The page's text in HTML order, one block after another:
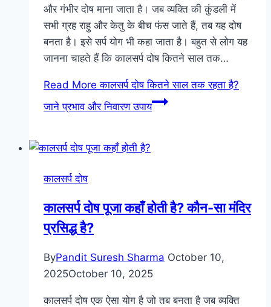
और गंभीर दोष माना जाता है। जब व्यक्ति की कुंडली में
सभी ग्रह राहु और केतु के बीच फंस जाते हैं, तब यह दोष
बनता है। इसे सर्प योग भी कहा जाता है। बहुत से लोग यह
जानना चाहते हैं कि कालसर्प दोष कितने साल तक…
Read More कालसर्प दोष कितने साल तक रहता है?
जाने प्रभाव और निवारण उपाय
कालसर्प दोष
कालसर्प दोष पूजा कहाँ होती है? कौन-सा मंदिर
प्रसिद्ध है?
ByPandit Suresh Sharma October 10,
2025October 10, 2025
कालसर्प दोष एक ऐसा योग है जो तब बनता है जब व्यक्ति